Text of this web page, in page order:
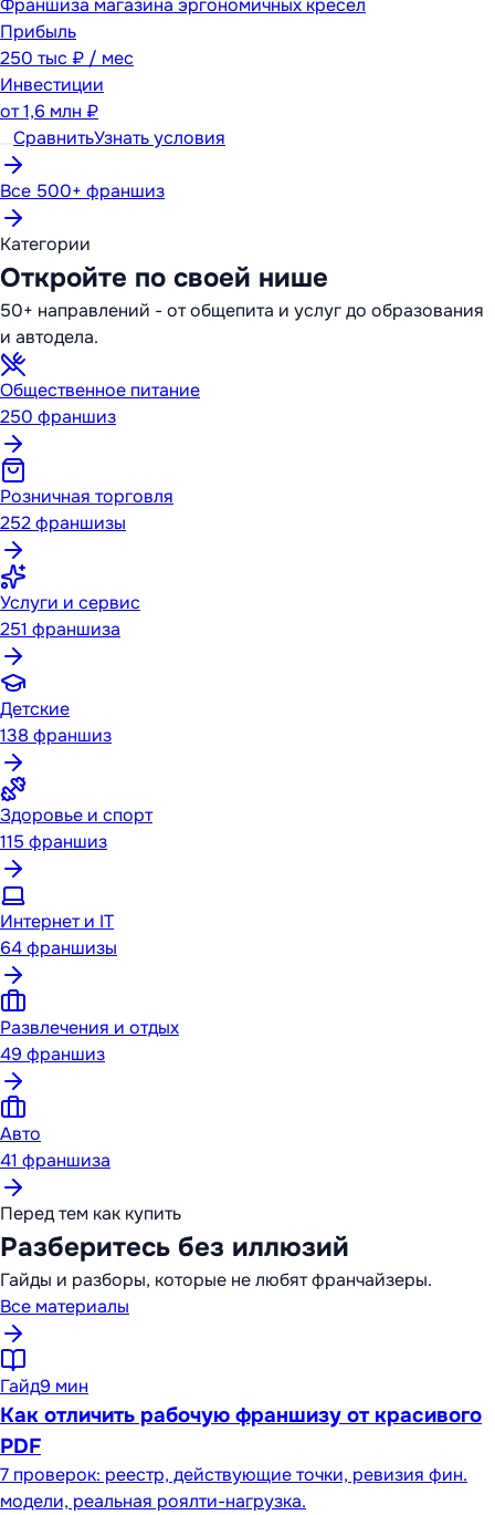
Франшиза магазина эргономичных кресел
Прибыль
250 тыс ₽ / мес
Инвестиции
от1,6 млн ₽
СравнитьУзнать условия
Все 500+ франшиз
Категории
Откройте по своей нише
50+ направлений - от общепита и услуг до образования
и автодела.
Общественное питание
250 франшиз
Розничная торговля
252франшизы
Услуги и сервис
251 франшиза
Детские
138 франшиз
Здоровье и спорт
115 франшиз
Интернет и IT
64франшизы
Развлечения и отдых
49 франшиз
Авто
41 франшиза
Перед тем как купить
Разберитесь без иллюзий
Гайды и разборы, которые не любят франчайзеры.
Все материалы
Гайд9 мин
Как отличить рабочую франшизу от красивого
PDF
7 проверок: реестр, действующие точки, ревизия фин.
модели, реальная роялти-нагрузка.